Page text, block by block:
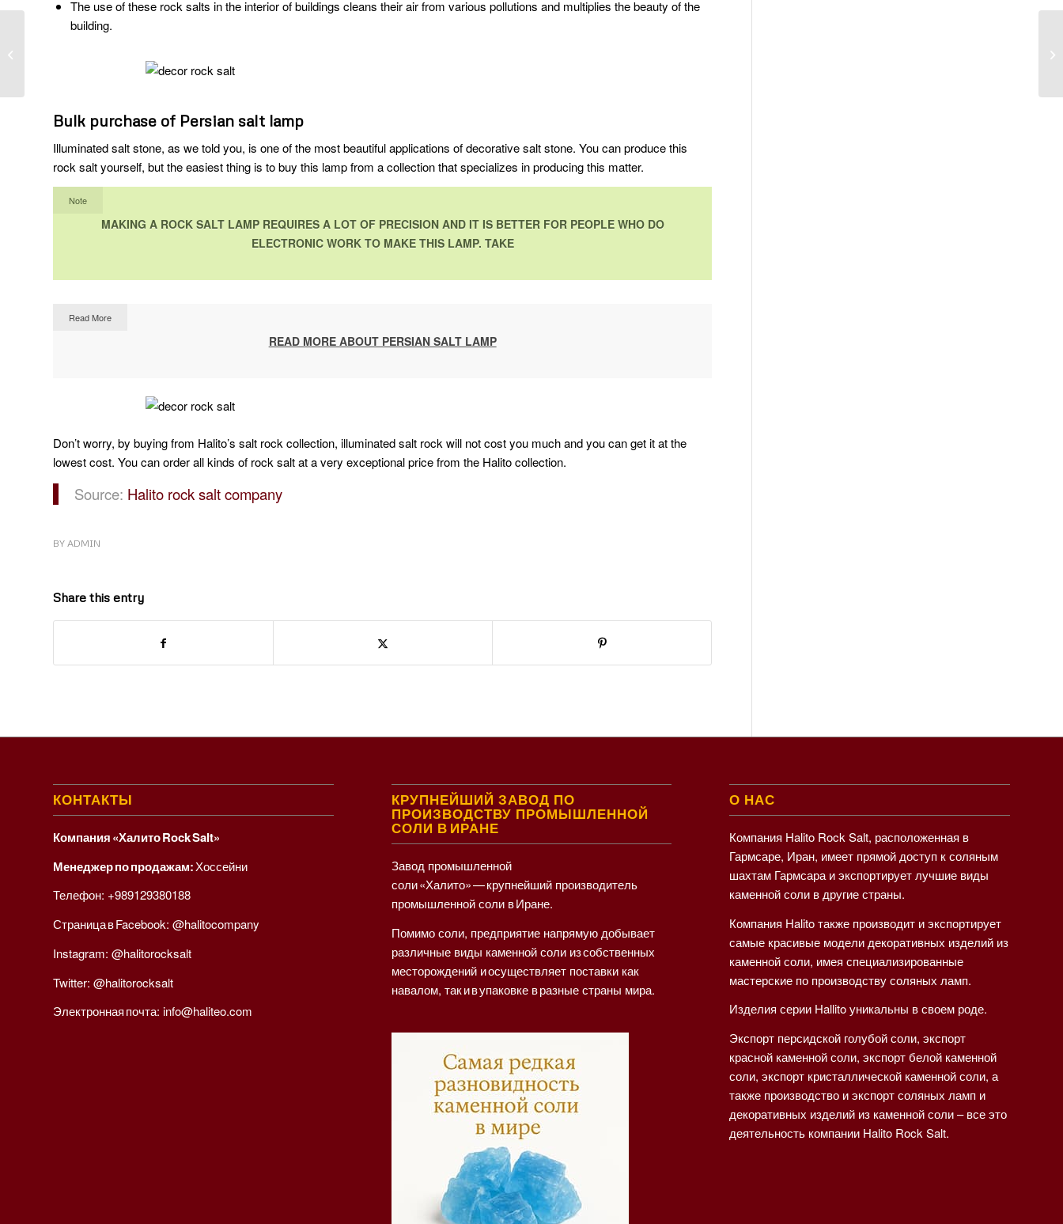
The use of these rock salts in the interior of buildings cleans their air from various pollutions and multiplies the beauty of the
building.
Bulk purchase of Persian salt lamp
Illuminated salt stone, as we told you, is one of the most beautiful applications of decorative salt stone. You can produce this
rock salt yourself, but the easiest thing is to buy this lamp from a collection that specializes in producing this matter.
Note
MAKING A ROCK SALT LAMP REQUIRES A LOT OF PRECISION AND IT IS BETTER FOR PEOPLE WHO DO
ELECTRONIC WORK TO MAKE THIS LAMP. TAKE
Read More
READ MORE ABOUT PERSIAN SALT LAMP
Don’t worry, by buying from Halito’s salt rock collection, illuminated salt rock will not cost you much and you can get it at the
lowest cost. You can order all kinds of rock salt at a very exceptional price from the Halito collection.
Source: Halito rock salt company
BY ADMIN
Share this entry
КОНТАКТЫ
Компания «Халито Rock Salt»
Менеджер по продажам:Хоссейни
Телефон: +989129380188
Страница в Facebook: @halitocompany
Instagram: @halitorocksalt
Twitter: @halitorocksalt
Электронная почта: info@haliteo.com
КРУПНЕЙШИЙ ЗАВОД ПО
ПРОИЗВОДСТВУ ПРОМЫШЛЕННОЙ
СОЛИ В ИРАНЕ
Завод промышленной
соли «Халито» — крупнейший производитель
промышленной соли в Иране.
Помимо соли, предприятие напрямую добывает
различные виды каменной соли из собственных
месторождений и осуществляет поставки как
навалом, так и в упаковке в разные страны мира.
О НАС
Компания Halito Rock Salt, расположенная в
Гармсаре, Иран, имеет прямой доступ к соляным
шахтам Гармсара и экспортирует лучшие виды
каменной соли в другие страны.
Компания Halito также производит и экспортирует
самые красивые модели декоративных изделий из
каменной соли, имея специализированные
мастерские по производству соляных ламп.
Изделия серии Hallito уникальны в своем роде.
Экспорт персидской голубой соли, экспорт
красной каменной соли, экспорт белой каменной
соли, экспорт кристаллической каменной соли, а
также производство и экспорт соляных ламп и
декоративных изделий из каменной соли – все это
деятельность компании Halito Rock Salt.